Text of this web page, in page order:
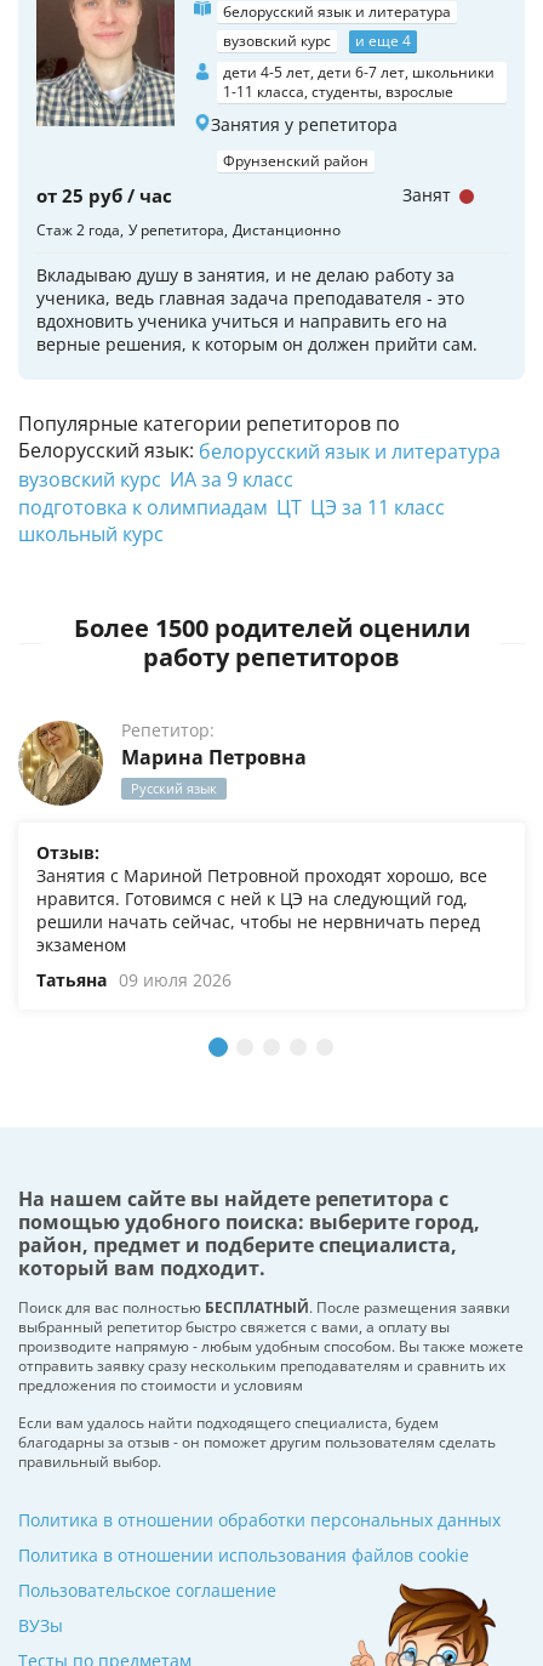
Популярные категории репетиторов по
Белорусский язык: белорусский язык и литература
вузовский курс ИА за 9 класс
подготовка к олимпиадам ЦТ ЦЭ за 11 класс
школьный курс
белорусский язык и литература
вузовский курс
и еще 4
дети 4-5 лет, дети 6-7 лет, школьники
1-11 класса, студенты, взрослые
Занятия у репетитора
Фрунзенский район
от 25 руб / час
Стаж 2 года У репетитора Дистанционно
Вкладываю душу в занятия, и не делаю работу за
ученика, ведь главная задача преподавателя - это
вдохновить ученика учиться и направить его на
верные решения, к которым он должен прийти сам.
Занят
Более 1500 родителей оценили
работу репетиторов
Репетитор:
Марина Петровна
Русский язык
Отзыв:
Занятия с Мариной Петровной проходят хорошо, все
нравится. Готовимся с ней к ЦЭ на следующий год,
решили начать сейчас, чтобы не нервничать перед
экзаменом
Татьяна 09 июля 2026
На нашем сайте вы найдете репетитора с
помощью удобного поиска: выберите город,
район, предмет и подберите специалиста,
который вам подходит.
Поиск для вас полностью БЕСПЛАТНЫЙ. После размещения заявки
выбранный репетитор быстро свяжется с вами, а оплату вы
производите напрямую - любым удобным способом. Вы также можете
отправить заявку сразу нескольким преподавателям и сравнить их
предложения по стоимости и условиям
Если вам удалось найти подходящего специалиста, будем
благодарны за отзыв - он поможет другим пользователям сделать
правильный выбор.
ВУЗы
Тесты по предметам
Политика в отношении обработки персональных данных
Политика в отношении использования файлов cookie
Пользовательское соглашение